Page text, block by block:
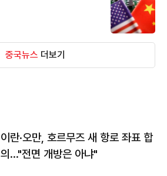
중국뉴스 더보기
이란·오만, 호르무즈 새 항로 좌표 합
의…"전면 개방은 아냐"